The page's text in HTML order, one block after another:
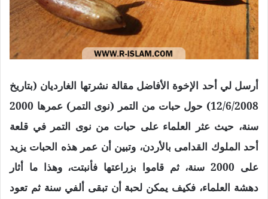
أرسل لي أحد الإخوة الأفاضل مقالة نشرتها الغارديان (بتاريخ
12/6/2008) حول حبات من التمر (نوى التمر) عمرها 2000
سنة، حيث عثر العلماء على حبات من نوى التمر في قلعة
أحد الملوك القدامى بالأردن، وتبين أن عمر هذه الحبات يزيد
على 2000 سنة، ثم قاموا بزراعتها فأنبتت، وهذا ما أثار
دهشة العلماء، فكيف يمكن لحبة أن تبقى ألفي سنة ثم تعود